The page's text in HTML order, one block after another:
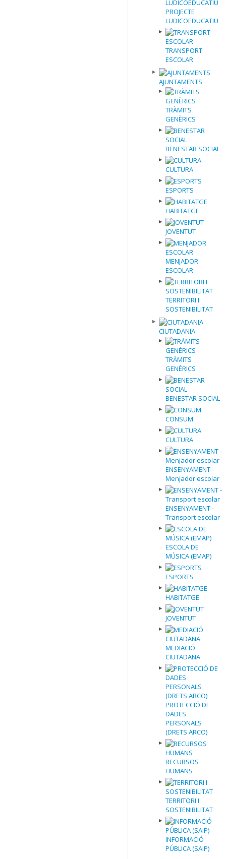
PROJECTE
LUDICOEDUCATIU
TRANSPORT
ESCOLAR
AJUNTAMENTS
TRÀMITS
GENÈRICS
BENESTAR SOCIAL
CULTURA
ESPORTS
HABITATGE
JOVENTUT
MENJADOR
ESCOLAR
TERRITORI I
SOSTENIBILITAT
CIUTADANIA
TRÀMITS
GENÈRICS
BENESTAR SOCIAL
CONSUM
CULTURA
ENSENYAMENT -
Menjador escolar
ENSENYAMENT -
Transport escolar
ESCOLA DE
MÚSICA (EMAP)
ESPORTS
HABITATGE
JOVENTUT
MEDIACIÓ
CIUTADANA
PROTECCIÓ DE
DADES
PERSONALS
(DRETS ARCO)
RECURSOS
HUMANS
TERRITORI I
SOSTENIBILITAT
INFORMACIÓ
PÚBLICA (SAIP)